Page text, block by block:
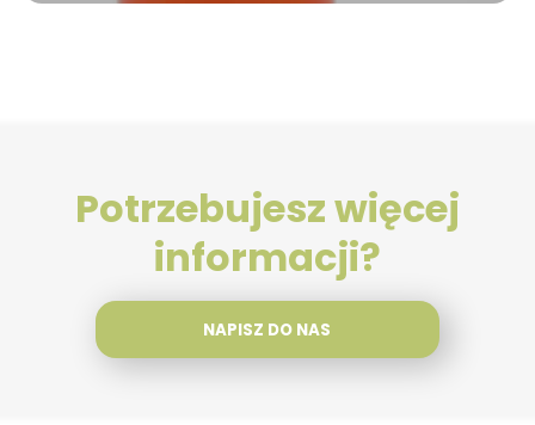
Potrzebujesz więcej
informacji?
NAPISZ DO NAS